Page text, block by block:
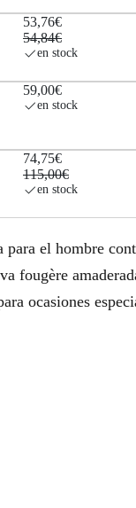
53,76€
54,84€
en stock
59,00€
en stock
74,75€
115,00€
en stock
el hombre
fougère
ocasiones